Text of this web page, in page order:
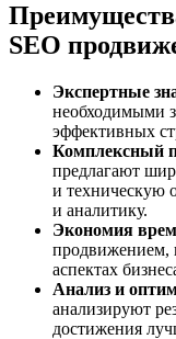
SEO
Экспертные
необходимыми
эффективных
Комплексный
предлагают
и техническую
и аналитику.
Экономия
продвижением,
аспектах
Анализ и
анализируют
достижения